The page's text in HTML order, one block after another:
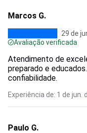
Marcos G.
29 de
Avaliação verificada
Atendimento de
preparado e
confiabilidade.
Experiência de: 1 de jun.
Paulo G.